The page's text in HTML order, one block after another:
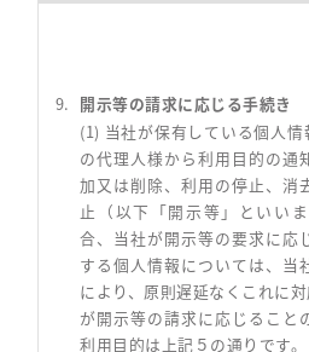
開示等の請求に応じる手続き
(1) 当社が保有している個人
の代理人様から利用目的の通
加又は削除、利用の停止、消
止（以下「開示等」といい
合、当社が開示等の要求に応
する個人情報については、当
により、原則遅延なくこれに
が開示等の請求に応じること
利用目的は上記５の通りです。